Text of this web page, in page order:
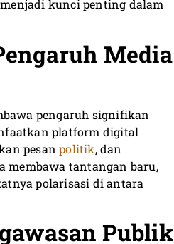
kunci penting dalam
Media
pengaruh signifikan
platform digital
pesanpolitik, dan
membawa tantangan baru,
polarisasi di antara
Publik